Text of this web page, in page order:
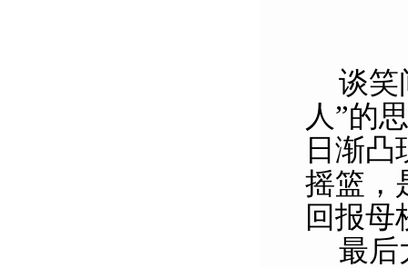
谈笑
人”的
日渐
摇篮，
回报母
最后